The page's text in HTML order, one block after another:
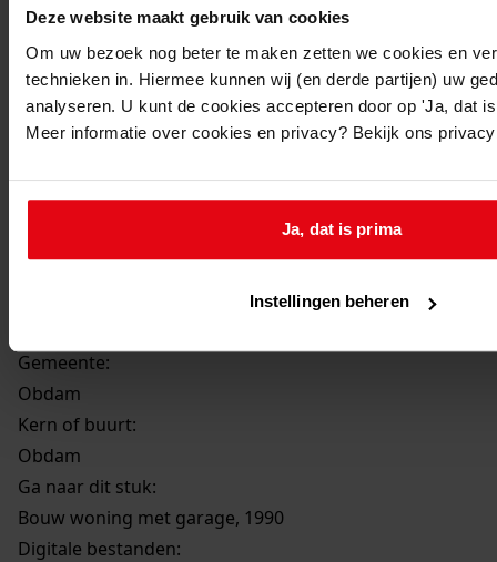
Deze website maakt gebruik van cookies
Om uw bezoek nog beter te maken zetten we cookies en
technieken in. Hiermee kunnen wij (en derde partijen) uw
analyseren. U kunt de cookies accepteren door op 'Ja, dat
Meer informatie over cookies en privacy? Bekijk ons
Ja, dat is prima
Instellingen beheren
Beschrijving:
Bouw woning met garage
Datum vergunning:
15-05-1990
Adres:
Obdam, Fazant 8
Obdam, sectie A 1988 gedeeltelijk
Gemeente:
Obdam
Kern of buurt:
Obdam
Ga naar dit stuk:
Bouw woning met garage, 1990
Digitale bestanden: